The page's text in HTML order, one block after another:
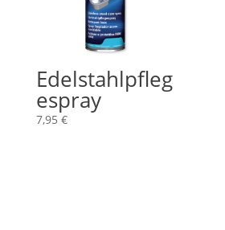
Edelstahlpfleg
espray
7,95 €